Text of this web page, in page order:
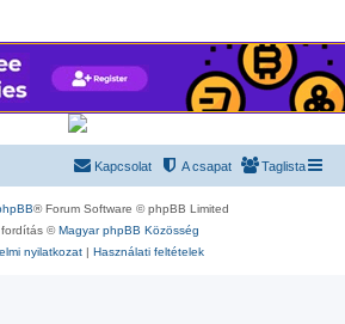
Taglista
A csapat
Kapcsolat
® Forum Software © phpBB Limited
fordítás © Magyar phpBB Közösség
nyilatkozat| Használati feltételek